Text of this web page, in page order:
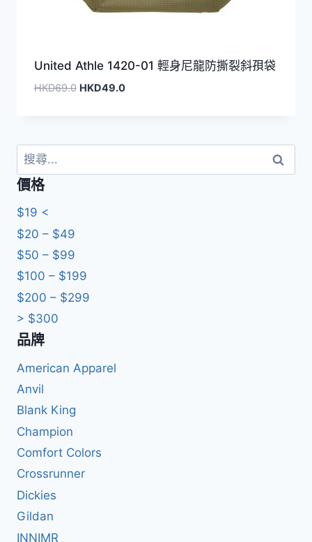
United Athle 1420-01 輕身尼龍防撕裂斜孭袋
HKD69.0 原
HKD49.0目
搜
尋
關
鍵
字:
價格
$19 <
$20 – $49
$50 – $99
$100 – $199
$200 – $299
> $300
品牌
American Apparel
Anvil
Blank King
Champion
Comfort Colors
Crossrunner
Dickies
Gildan
INNIMR